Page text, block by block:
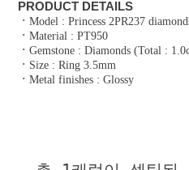
PRODUCT DETAILS
ㆍModel : Princess 2PR237
ㆍMaterial : PT950
ㆍGemstone : Diamonds (Total :
ㆍ Size : Ring 3.5mm
ㆍMetal finishes : Glossy